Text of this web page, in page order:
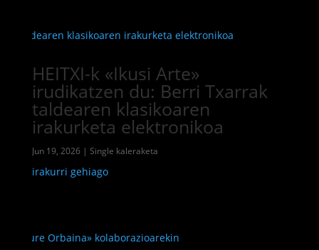
HEITXI-k «Ikusi Arte»
irudikatzen du: Berri Txarrak
taldearen klasikoaren
irakurketa elektronikoa
Jun 19, 2026 | Single kaleraketa
irakurri gehiago